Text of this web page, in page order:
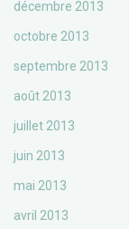
décembre 2013
octobre 2013
septembre 2013
août 2013
juillet 2013
juin 2013
mai 2013
avril 2013